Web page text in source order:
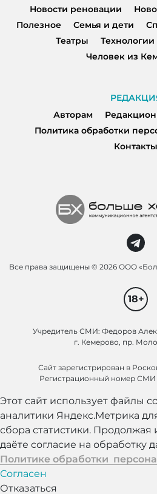
Новости реновации
Полезное
Семья и дети
Театры
Технологии
Человек из
Авторам
Политика обработки
Контакты
Все права защищены © 2026 ООО
18+
Учредитель СМИ: Федоров
г. Кемерово, пр.
Сайт зарегистрирован в
Регистрационный номер
Этот сайт использует файлы
аналитики Яндекс.Метрика
сбора статистики. Продолжая
даёте согласие на
Политике обработки
Согласен
Отказаться